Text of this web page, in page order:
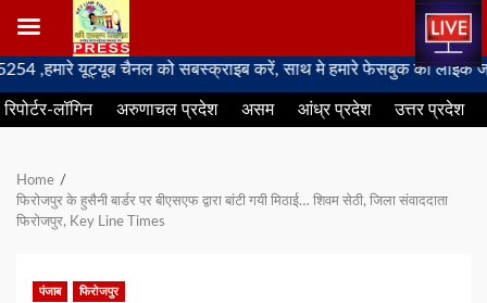
Skip
to
content
यूट्यूब चैनल को सबस्क्राइब करें, साथ मे हमारे फेसबुक को लाइक जरूर
रिपोर्टर-लॉगिन अरुणाचल प्रदेश असम आंध्र प्रदेश उत्तर प्रदेश
Home
फिरोजपुर के हुसैनी बार्डर पर बीएसएफ द्वारा बांटी गयी मिठाई… शिवम सेठी, जिला संवाददाता
फिरोजपुर, Key Line Times
पंजाब फिरोजपुर